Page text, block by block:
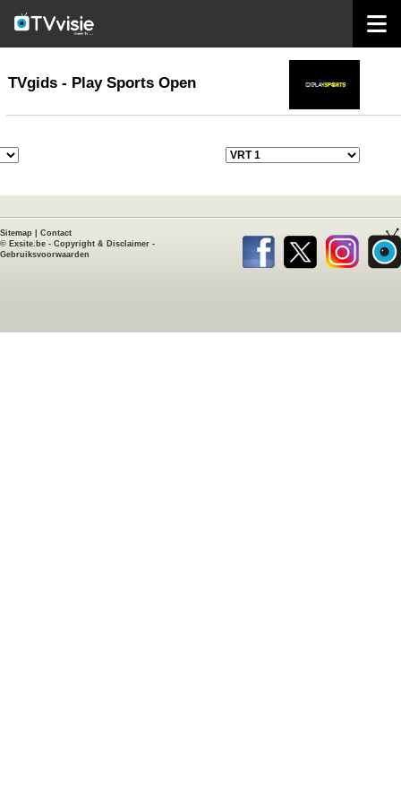
TVgids
TVgids - Play Sports Open
Sitemap
Contact
© Exsite.be - Copyright & Disclaimer -
Gebruiksvoorwaarden